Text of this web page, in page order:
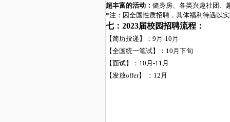
超丰富的活动： 健身房、 各类兴趣社团、
*注：因全国性质招聘，具体福利待遇以
七： 2023届校园招聘流程 ：
【简历投递】： 9 月 -10 月
【全国统一笔试】： 10 月下旬
【面试】： 10 月 -11 月
【发放offer】 ： 12 月